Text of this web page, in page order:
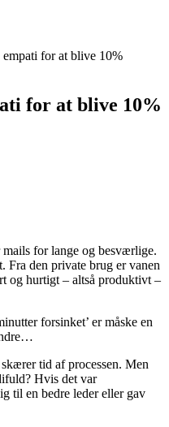
for at blive 10%
for at blive 10%
for lange og besværlige.
Fra den private brug er vanen
og hurtigt – altså produktivt –
forsinket’ er måske en
tid af processen. Men
Hvis det var
til en bedre leder eller gav